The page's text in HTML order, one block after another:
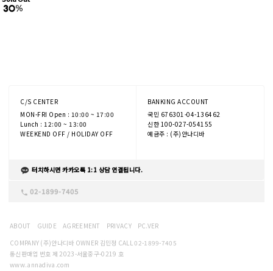
C/S CENTER
MON-FRI Open : 10:00 ~ 17:00
Lunch : 12:00 ~ 13:00
WEEKEND OFF / HOLIDAY OFF
BANKING ACCOUNT
국민 676301-04-136462
신한 100-027-054155
예금주 : (주)안나디바
터치하시면 카카오톡 1:1 상담 연결됩니다.
02-1899-7405
ABOUT GUIDE AGREEMENT PRIVACY
PC.VER
COMPANY (주)안나디바 OWNER 김민정 CALL 02-1899-7405
통신판매업 번호 제 2023-서울중구-0219 호
www.annadiva.com